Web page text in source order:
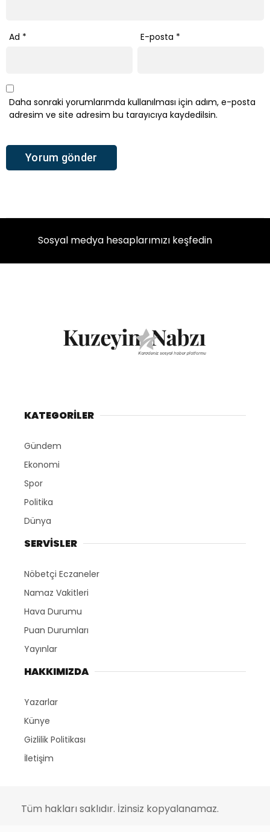
Ad * E-posta *
Daha sonraki yorumlarımda kullanılması için adım, e-posta
adresim ve site adresim bu tarayıcıya kaydedilsin.
Sosyal medya hesaplarımızı keşfedin
KATEGORİLER
Gündem
Ekonomi
Spor
Politika
Dünya
SERVİSLER
Nöbetçi Eczaneler
Namaz Vakitleri
Hava Durumu
Puan Durumları
Yayınlar
HAKKIMIZDA
Yazarlar
Künye
Gizlilik Politikası
İletişim
Tüm hakları saklıdır. İzinsiz kopyalanamaz.